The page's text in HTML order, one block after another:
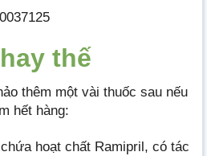
thế
thêm một vài thuốc sau nếu
hết hàng:
hoạt chất Ramipril, có tác